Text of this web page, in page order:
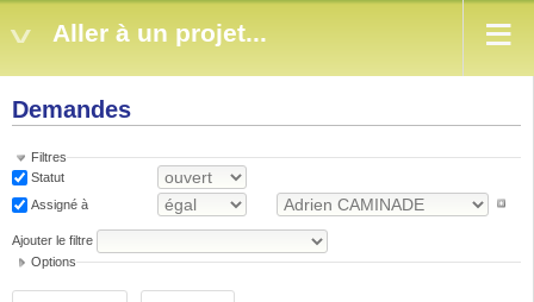
Aller à un projet...
Demandes
Filtres
Statut
Assigné à
Ajouter le filtre
Options